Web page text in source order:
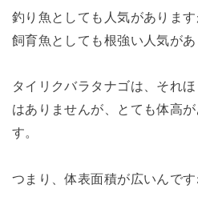
釣り魚としても人気がありま
飼育魚としても根強い人気があ
タイリクバラタナゴは、それ
はありませんが、とても体高
す。
つまり、体表面積が広いんです